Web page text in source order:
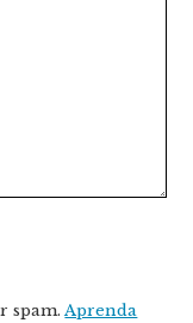
spam.Aprenda